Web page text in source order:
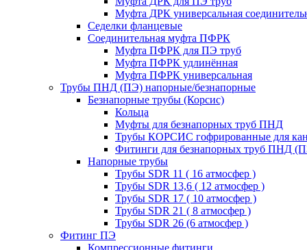
Муфта ДРК универсальная
Седелки фланцевые
Соединительная муфта ПФРК
Муфта ПФРК для ПЭ труб
Муфта ПФРК удлинённая
Муфта ПФРК универсальная
Трубы ПНД (ПЭ) напорные/безнапорные
Безнапорные трубы (Корсис)
Кольца
Муфты для безнапорных труб ПНД
Трубы КОРСИС гофрированные для
Фитинги для безнапорных труб ПНД
Напорные трубы
Трубы SDR 11 ( 16 атмосфер )
Трубы SDR 13,6 ( 12 атмосфер )
Трубы SDR 17 ( 10 атмосфер )
Трубы SDR 21 ( 8 атмосфер )
Трубы SDR 26 (6 атмосфер )
Фитинг ПЭ
Компрессионные фитинги